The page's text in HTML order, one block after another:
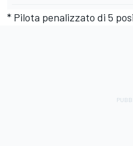
* Pilota penalizzato di 5